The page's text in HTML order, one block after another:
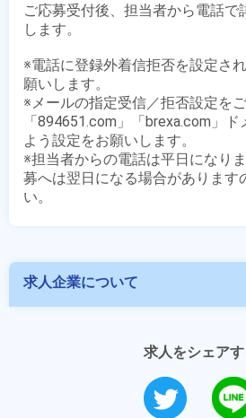
ご応募受付後、担当者から電話で
します。
※電話に登録外着信拒否を設定さ
願いします。
※メールの指定受信／拒否設定をご
「894651.com」「brexa.com」
よう設定をお願いします。
※担当者からの電話は平日になり
募へは翌日になる場合があります
求人企業について
求人をシェア